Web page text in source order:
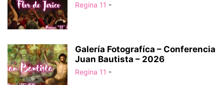
Regina 11 -
Galería Fotografíca – Conferencia
Juan Bautista – 2026
Regina 11 -